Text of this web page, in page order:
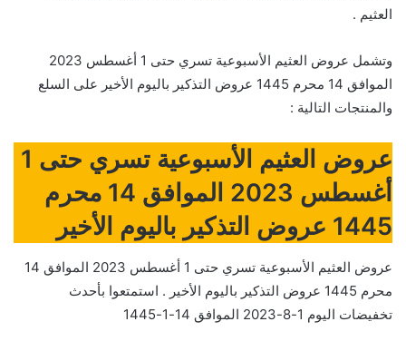
العثيم .
وتشمل عروض العثيم الأسبوعية تسري حتى 1 أغسطس 2023
الموافق 14 محرم 1445 عروض التذكير باليوم الأخير على السلع
والمنتجات التالية :
عروض العثيم الأسبوعية تسري حتى 1
أغسطس 2023 الموافق 14 محرم
1445 عروض التذكير باليوم الأخير
عروض العثيم الأسبوعية تسري حتى 1 أغسطس 2023 الموافق 14
محرم 1445 عروض التذكير باليوم الأخير . استمتعوا بأحدث
تخفيضات اليوم 1-8-2023 الموافق 14-1-1445